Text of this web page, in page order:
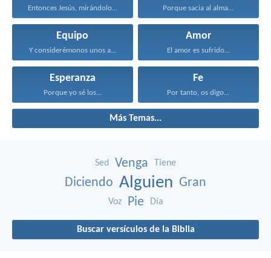
Entonces Jesús, mirándolos, dijo... Porque sacia al alma...
Equipo
Y considerémonos unos a...
Amor
El amor es sufrido...
Esperanza
Porque yo sé los...
Fe
Por tanto, os digo...
Más Temas...
Sed Venga Tiene
Diciendo Alguien Gran
Voz Pie Día
Buscar versículos de la Biblia